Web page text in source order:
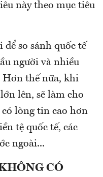
này theo mục tiêu
so sánh quốc tế
người và nhiều
Hơn thế nữa, khi
lên, sẽ làm cho
lòng tin cao hơn
tệ quốc tế, các
ngoài...
CÓ